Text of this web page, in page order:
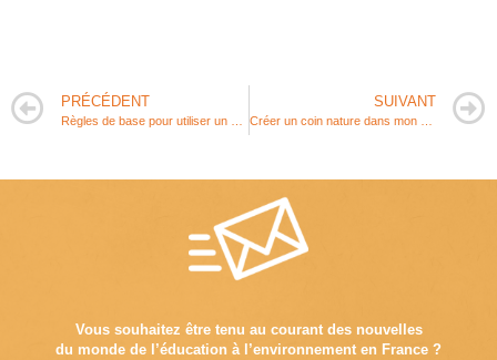
PRÉCÉDENT SUIVANT
Vous souhaitez être tenu au courant des nouvelles
du monde de l’éducation à l’environnement en France ?